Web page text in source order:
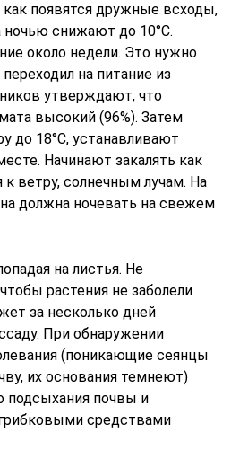
как появятся дружные всходы,
ночью снижают до 10°С.
около недели. Это нужно
на питание из
утверждают, что
высокий (96%). Затем
до 18°С, устанавливают
Начинают закалять как
ветру, солнечным лучам. На
должна ночевать на свежем
на листья. Не
растения не заболели
за несколько дней
При обнаружении
(поникающие сеянцы
их основания темнеют)
почвы и
средствами